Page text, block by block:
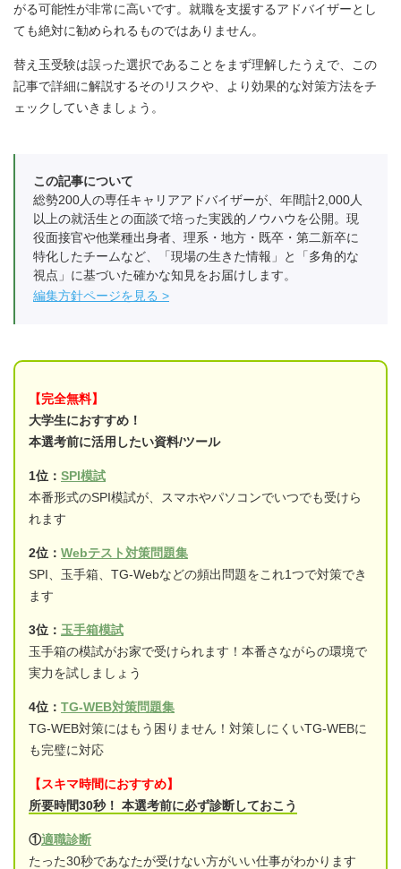
がる可能性が非常に高いです。就職を支援するアドバイザーとし
ても絶対に勧められるものではありません。
替え玉受験は誤った選択であることをまず理解したうえで、この
記事で詳細に解説するそのリスクや、より効果的な対策方法をチ
ェックしていきましょう。
この記事について
総勢200人の専任キャリアアドバイザーが、年間計2,000人
以上の就活生との面談で培った実践的ノウハウを公開。現
役面接官や他業種出身者、理系・地方・既卒・第二新卒に
特化したチームなど、「現場の生きた情報」と「多角的な
視点」に基づいた確かな知見をお届けします。
編集方針ページを見る
【完全無料】
大学生におすすめ！
本選考前に活用したい資料/ツール
1位： SPI模試
本番形式のSPI模試が、スマホやパソコンでいつでも受けら
れます
2位： Webテスト対策問題集
SPI、玉手箱、TG-Webなどの頻出問題をこれ1つで対策でき
ます
3位： 玉手箱模試
玉手箱の模試がお家で受けられます！本番さながらの環境で
実力を試しましょう
4位： TG-WEB対策問題集
TG-WEB対策にはもう困りません！対策しにくいTG-WEBに
も完璧に対応
【スキマ時間におすすめ】
所要時間30秒！ 本選考前に必ず診断しておこう
①適職診断
たった30秒であなたが受けない方がいい仕事がわかります